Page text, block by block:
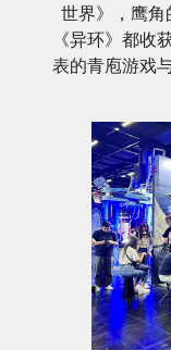
世界》，鹰
《异环》都收
表的青庖游戏